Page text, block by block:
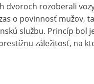
dvoroch rozoberali
o povinnosť mužov,
službu. Princíp bol
záležitosť, na